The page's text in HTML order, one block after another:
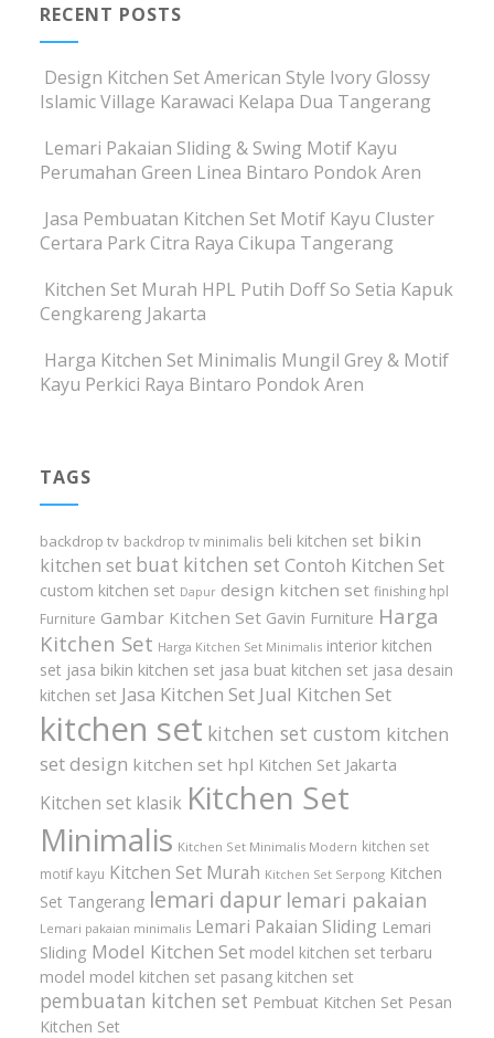
RECENT POSTS
Design Kitchen Set American Style Ivory Glossy
Islamic Village Karawaci Kelapa Dua Tangerang
Lemari Pakaian Sliding & Swing Motif Kayu
Perumahan Green Linea Bintaro Pondok Aren
Jasa Pembuatan Kitchen Set Motif Kayu Cluster
Certara Park Citra Raya Cikupa Tangerang
Kitchen Set Murah HPL Putih Doff So Setia Kapuk
Cengkareng Jakarta
Harga Kitchen Set Minimalis Mungil Grey & Motif
Kayu Perkici Raya Bintaro Pondok Aren
TAGS
backdrop tv backdrop tv minimalis beli kitchen set bikin
kitchen set buat kitchen set Contoh Kitchen Set
custom kitchen set Dapur design kitchen set finishing hpl
Furniture Gambar Kitchen Set Gavin Furniture Harga
Kitchen Set Harga Kitchen Set Minimalis interior kitchen
set jasa bikin kitchen set jasa buat kitchen set jasa desain
kitchen set Jasa Kitchen Set Jual Kitchen Set
kitchen set kitchen set custom kitchen
set design kitchen set hpl Kitchen Set Jakarta
Kitchen set klasik Kitchen Set
Minimalis Kitchen Set Minimalis Modern kitchen set
motif kayu Kitchen Set Murah Kitchen Set Serpong Kitchen
Set Tangerang lemari dapur lemari pakaian
Lemari pakaian minimalis Lemari Pakaian Sliding Lemari
Sliding Model Kitchen Set model kitchen set terbaru
model model kitchen set pasang kitchen set
pembuatan kitchen set Pembuat Kitchen Set Pesan
Kitchen Set